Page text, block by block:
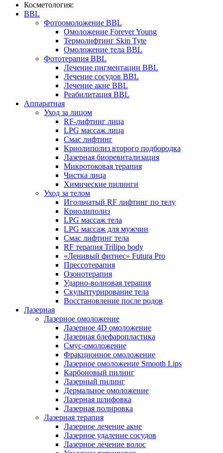
Косметология:
BBL
Фотоомоложение BBL
Омоложение Forever Young
Термолифтинг Skin Tyte
Омоложение тела BBL
Фототерапия BBL
Лечение пигментации BBL
Лечение сосудов BBL
Лечение акне BBL
Реабилитация BBL
Аппаратная
Уход за лицом
RF-лифтинг лица
LPG массаж лица
Смас лифтинг
Криолиполиз второго подбородка
Лазерная биоревитализация
Микротоковая терапия
Чистка лица
Химические пилинги
Уход за телом
Игольчатый RF лифтинг по телу
Криолиполиз
LPG массаж тела
LPG массаж для мужчин
Смас лифтинг тела
RF терапия Trilipo body
«Ленивый фитнес» Futura Pro
Прессотерапия
Озонотерапия
Ударно-волновая терапия
Скульптурирование тела
Восстановление после родов
Лазерная
Лазерное омоложение
Лазерное 4D омоложение
Лазерная блефаропластика
Смус-омоложение
Фракционное омоложение
Лазерное омоложение Smooth Lips
Карбоновый пилинг
Лазерный пилинг
Дермальное омоложение
Лазерная шлифовка
Лазерная полировка
Лазерная терапия
Лазерное лечение акне
Лазерное удаление сосудов
Лазерное лечение волос